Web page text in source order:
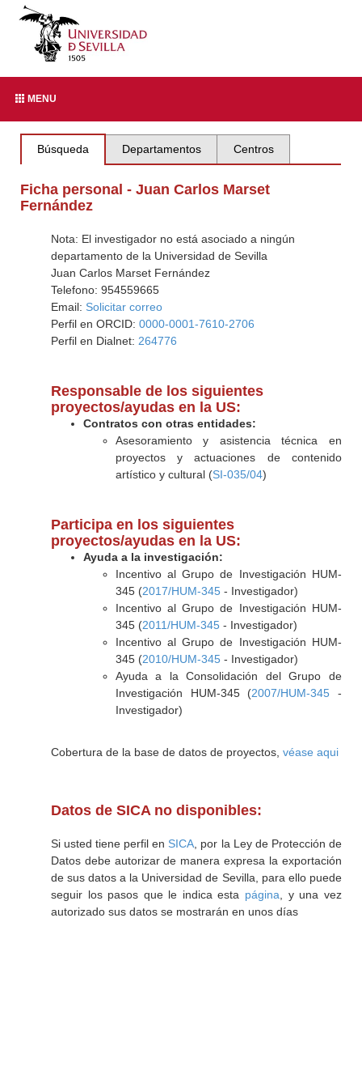
MENU
Búsqueda Departamentos Centros
Ficha personal - Juan Carlos Marset
Fernández
Nota: El investigador no está asociado a ningún
departamento de la Universidad de Sevilla
Juan Carlos Marset Fernández
Telefono: 954559665
Email: Solicitar correo
Perfil en ORCID: 0000-0001-7610-2706
Perfil en Dialnet: 264776
Responsable de los siguientes
proyectos/ayudas en la US:
Contratos con otras entidades:
Asesoramiento y asistencia técnica en
proyectos y actuaciones de contenido
artístico y cultural (SI-035/04)
Participa en los siguientes
proyectos/ayudas en la US:
Ayuda a la investigación:
Incentivo al Grupo de Investigación HUM-
345 (2017/HUM-345- Investigador)
Incentivo al Grupo de Investigación HUM-
345 (2011/HUM-345- Investigador)
Incentivo al Grupo de Investigación HUM-
345 (2010/HUM-345- Investigador)
Ayuda a la Consolidación del Grupo de
Investigación HUM-345 (2007/HUM-345 -
Investigador)
Cobertura de la base de datos de proyectos, véase aqui
Datos de SICA no disponibles:
Si usted tiene perfil en SICA , por la Ley de Protección de
Datos debe autorizar de manera expresa la exportación
de sus datos a la Universidad de Sevilla, para ello puede
seguir los pasos que le indica esta página , y una vez
autorizado sus datos se mostrarán en unos días